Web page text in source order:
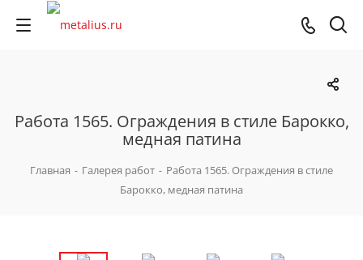
Работа 1565. Ограждения в стиле Барокко,
медная патина
Главная - Галерея работ - Работа 1565. Ограждения в стиле
Барокко, медная патина